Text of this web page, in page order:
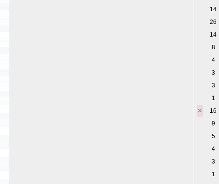
14
26
14
8
4
3
3
1
16
9
5
4
3
1